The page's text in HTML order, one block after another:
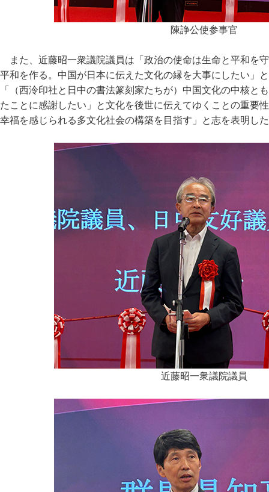
陳諍公使参事官
また、近藤昭一衆議院議員は「政治の使命は生命と平和を
平和を作る。中国が日本に伝えた文化の縁を大事にしたい」
「（西泠印社と日中の書法篆刻家たちが）中国文化の中核と
たことに感謝したい」と文化を後世に伝えてゆくことの重要
幸福を感じられる多文化社会の構築を目指す」と志を表明し
近藤昭一衆議院議員